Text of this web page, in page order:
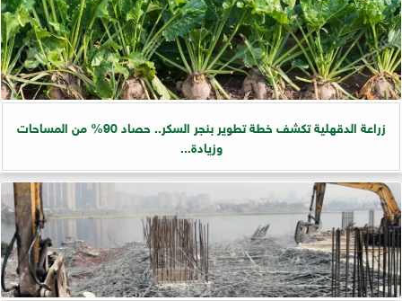
زراعة الدقهلية تكشف خطة تطوير بنجر السكر.. حصاد 90% من المساحات
وزيادة...